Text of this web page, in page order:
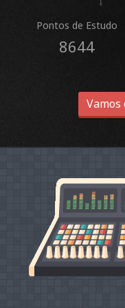
Pontos de Estudo
8644